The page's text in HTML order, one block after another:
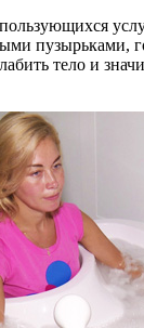
пузырьками,
тело и